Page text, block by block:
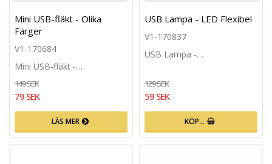
Lägg till i favoritlistan
Mini USB-fläkt - Olika
Färger
V1-170684
Mini USB-fläkt -…
149 SEK
79 SEK
LÄS MER
USB Lampa - LED Flexibel
V1-170837
USB Lampa -…
129 SEK
59 SEK
KÖP…